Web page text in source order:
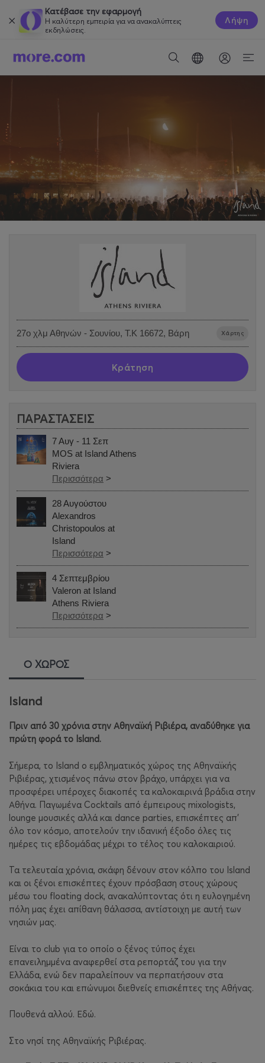
Κατέβασε την εφαρμογή
Η καλύτερη εμπειρία για να ανακαλύπτεις
εκδηλώσεις.
Λήψη
27o χλμ Αθηνών - Σουνίου, Τ.Κ 16672, Βάρη Χάρτης
Κράτηση
ΠΑΡΑΣΤΑΣΕΙΣ
7 Αυγ - 11 Σεπ
MOS at Island Athens
Riviera
Περισσότερα >
28 Αυγούστου
Alexandros
Christopoulos at
Island
Περισσότερα >
4 Σεπτεμβρίου
Valeron at Island
Athens Riviera
Περισσότερα >
Ο ΧΩΡΟΣ
Island
Πριν από 30 χρόνια στην Αθηναϊκή Ριβιέρα, αναδύθηκε για
πρώτη φορά το Island.
Σήμερα, το Island o εμβληματικός χώρος της Αθηναϊκής
Ριβιέρας, χτισμένος πάνω στον βράχο, υπάρχει για να
προσφέρει υπέροχες διακοπές τα καλοκαιρινά βράδια στην
Αθήνα. Παγωμένα Cocktails από έμπειρους mixologists,
lounge μουσικές αλλά και dance parties, επισκέπτες απ’
όλο τον κόσμο, αποτελούν την ιδανική έξοδο όλες τις
ημέρες τις εβδομάδας μέχρι το τέλος του καλοκαιριού.
Τα τελευταία χρόνια, σκάφη δένουν στον κόλπο του Island
και οι ξένοι επισκέπτες έχουν πρόσβαση στους χώρους
μέσω του floating dock, ανακαλύπτοντας ότι η ευλογημένη
πόλη μας έχει απίθανη θάλασσα, αντίστοιχη με αυτή των
νησιών μας.
Είναι το club για το οποίο ο ξένος τύπος έχει
επανειλημμένα αναφερθεί στα ρεπορτάζ του για την
Ελλάδα, ενώ δεν παραλείπουν να περπατήσουν στα
σοκάκια του και επώνυμοι διεθνείς επισκέπτες της Αθήνας.
Πουθενά αλλού. Εδώ.
Στο νησί της Αθηναϊκής Ριβιέρας.